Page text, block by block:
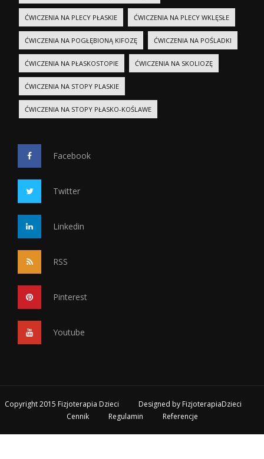
ĆWICZENIA NA PLECY PŁASKIE ĆWICZENIA NA PLECY WKLĘSŁE
ĆWICZENIA NA POGŁĘBIONĄ KIFOZĘ ĆWICZENIA NA POŚLADKI
ĆWICZENIA NA PŁASKOSTOPIE ĆWICZENIA NA SKOLIOZĘ
ĆWICZENIA NA STOPY PLASKIE
ĆWICZENIA NA STOPY PŁASKO-KOŚLAWE
Facebook
Twitter
Linkedin
RSS
Pinterest
Youtube
Copyright 2015 Fizjoterapia Dzieci Designed by FizjoterapiaDzieci
Cennik
Regulamin Referencje